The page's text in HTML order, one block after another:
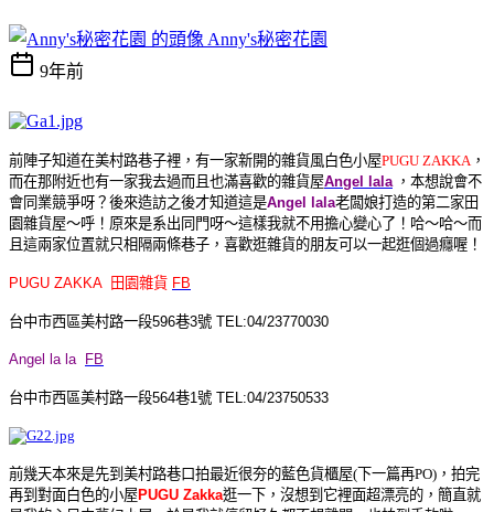
Anny's秘密花園
9年前
前陣子知道在美村路巷子裡，有一家新開的雜貨風白色小屋PUGU ZAKKA ，
而在那附近也有一家我去過而且也滿喜歡的雜貨屋Angel lala ，本想說會不
會同業競爭呀？ 後來造訪之後才知道這是Angel lala老闆娘打造的第二家田
園雜貨屋～呼！原來是系出同門呀～這樣我就不用擔心變心了！哈～哈～而
且 這兩家位置就只相隔兩條巷子，喜歡逛雜貨的朋友可以一起逛個過癮喔！
PUGU ZAKKA 田園雜貨 FB
台中市西區美村路一段596巷3號 TEL:04/23770030
Angel la la FB
台中市西區美村路一段564巷1號 TEL:04/23750533
前幾天本來是先到美村路巷口拍最近很夯的藍色貨櫃屋(下一篇再PO)，拍完
再到對面白色的小屋PUGU Zakka逛一下，沒想到它裡面超漂亮的，簡直就